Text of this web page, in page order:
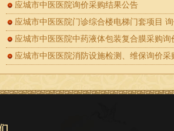
应城市中医医院询价采购结果公告
应城市中医医院门诊综合楼电梯门套项目
应城市中医医院中药液体包装复合膜采购询
应城市中医医院消防设施检测、维保询价采